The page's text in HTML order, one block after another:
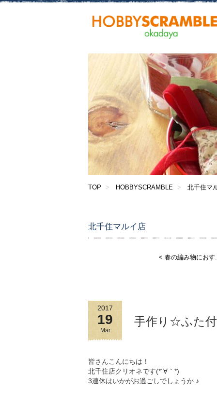
TOP HOBBYSCRAMBLE 北千住マ
北千住マルイ店
< 春の編み物におす
2017
19
Mar
手作り☆ふた
皆さんこんにちは！
北千住店クリオネです(*´∀｀*)
3連休はいかがお過ごしでしょうか ♪